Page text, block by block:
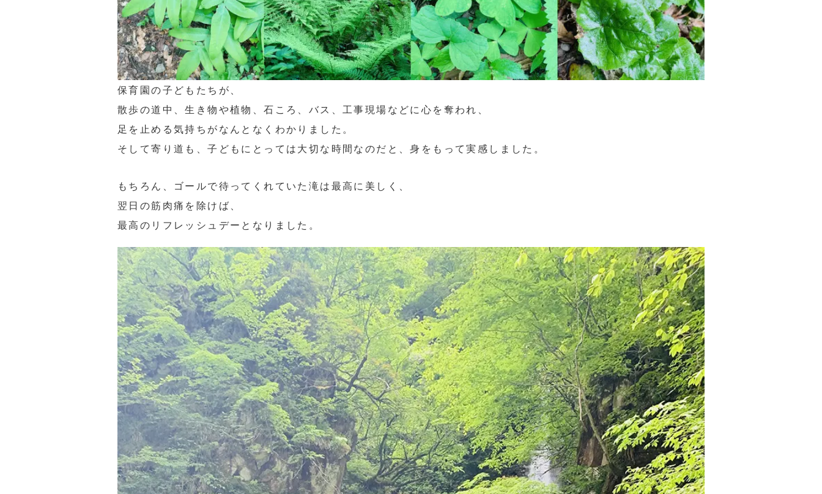
保育園の子どもたちが、
散歩の道中、生き物や植物、石ころ、バス、工事現場などに心を奪われ、
足を止める気持ちがなんとなくわかりました。
そして寄り道も、子どもにとっては大切な時間なのだと、身をもって実感しました。
もちろん、ゴールで待ってくれていた滝は最高に美しく、
翌日の筋肉痛を除けば、
最高のリフレッシュデーとなりました。